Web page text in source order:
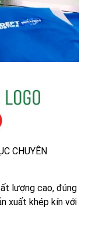
CHUYÊN
lượng cao, đúng
xuất khép kín với